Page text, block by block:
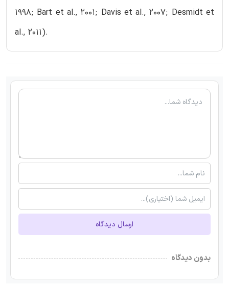
1998; Bart et al., 2001; Davis et al., 2007; Desmidt et
al., 2011).
ارسال دیدگاه
بدون دیدگاه